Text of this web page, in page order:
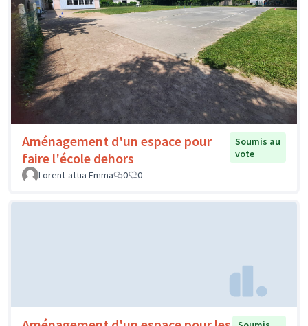
Aménagement d'un espace pour
faire l'école dehors
Soumis au
vote
Lorent-attia Emma
0 0